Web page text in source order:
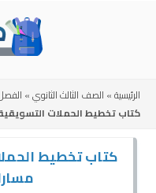
الرئيسية» الصف الثالث الثانوي»
كتاب تخطيط الحملات التسويقية
كتاب تخطيط